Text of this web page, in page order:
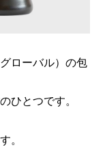
ローバル）の包
ひとつです。
。